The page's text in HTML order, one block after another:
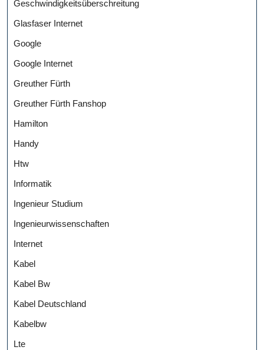
Geschwindigkeitsüberschreitung
Glasfaser Internet
Google
Google Internet
Greuther Fürth
Greuther Fürth Fanshop
Hamilton
Handy
Htw
Informatik
Ingenieur Studium
Ingenieurwissenschaften
Internet
Kabel
Kabel Bw
Kabel Deutschland
Kabelbw
Lte